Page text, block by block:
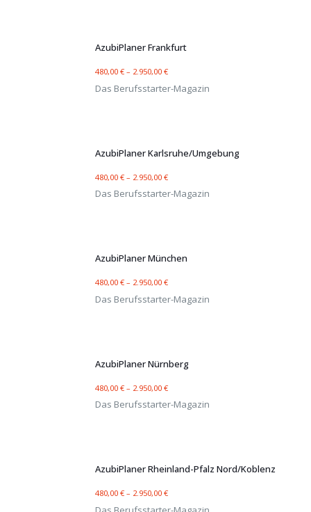
AzubiPlaner Frankfurt
480,00 € – 2.950,00 €
Das Berufsstarter-Magazin
AzubiPlaner Karlsruhe/Umgebung
480,00 € – 2.950,00 €
Das Berufsstarter-Magazin
AzubiPlaner München
480,00 € – 2.950,00 €
Das Berufsstarter-Magazin
AzubiPlaner Nürnberg
480,00 € – 2.950,00 €
Das Berufsstarter-Magazin
AzubiPlaner Rheinland-Pfalz Nord/Koblenz
480,00 € – 2.950,00 €